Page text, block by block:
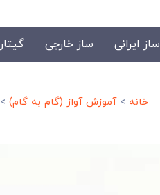
ساز ایرانی ساز خارجی گیتار
خانه >آموزش آواز (گام به گام) >